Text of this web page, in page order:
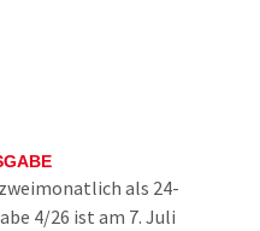
als 24-
4/26 ist am 7. Juli